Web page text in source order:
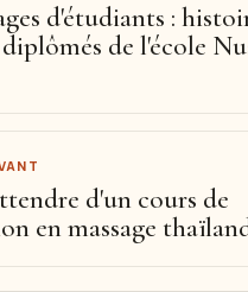
d'étudiants :
de l'école
d'un cours de
en massage